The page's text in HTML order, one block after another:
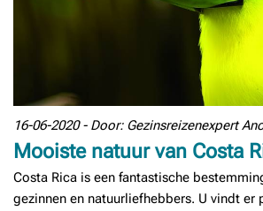
16-06-2020 - Door: Gezinsreizenexpert
Mooiste natuur van Costa
Costa Rica is een fantastische
gezinnen en natuurliefhebbers. U vindt er